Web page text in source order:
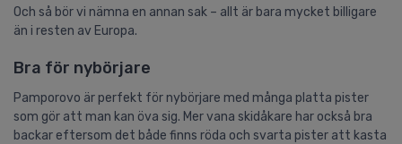
Och så bör vi nämna en annan sak – allt är bara mycket billigare
än i resten av Europa.
Bra för nybörjare
Pamporovo är perfekt för nybörjare med många platta pister
som gör att man kan öva sig. Mer vana skidåkare har också bra
backar eftersom det både finns röda och svarta pister att kasta